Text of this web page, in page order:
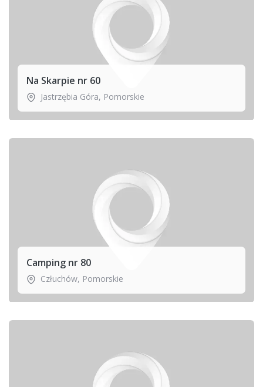
Na Skarpie nr 60
Jastrzębia Góra, Pomorskie
Camping nr 80
Człuchów, Pomorskie